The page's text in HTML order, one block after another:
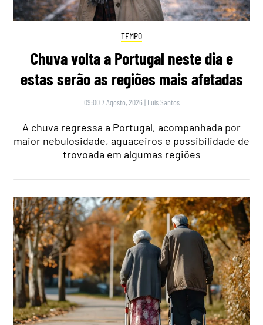
TEMPO
Chuva volta a Portugal neste dia e
estas serão as regiões mais afetadas
09:00 7 Agosto, 2026 | Luís Santos
A chuva regressa a Portugal, acompanhada por
maior nebulosidade, aguaceiros e possibilidade de
trovoada em algumas regiões